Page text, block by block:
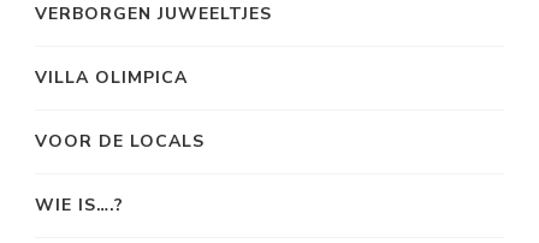
VERBORGEN JUWEELTJES
VILLA OLIMPICA
VOOR DE LOCALS
WIE IS….?